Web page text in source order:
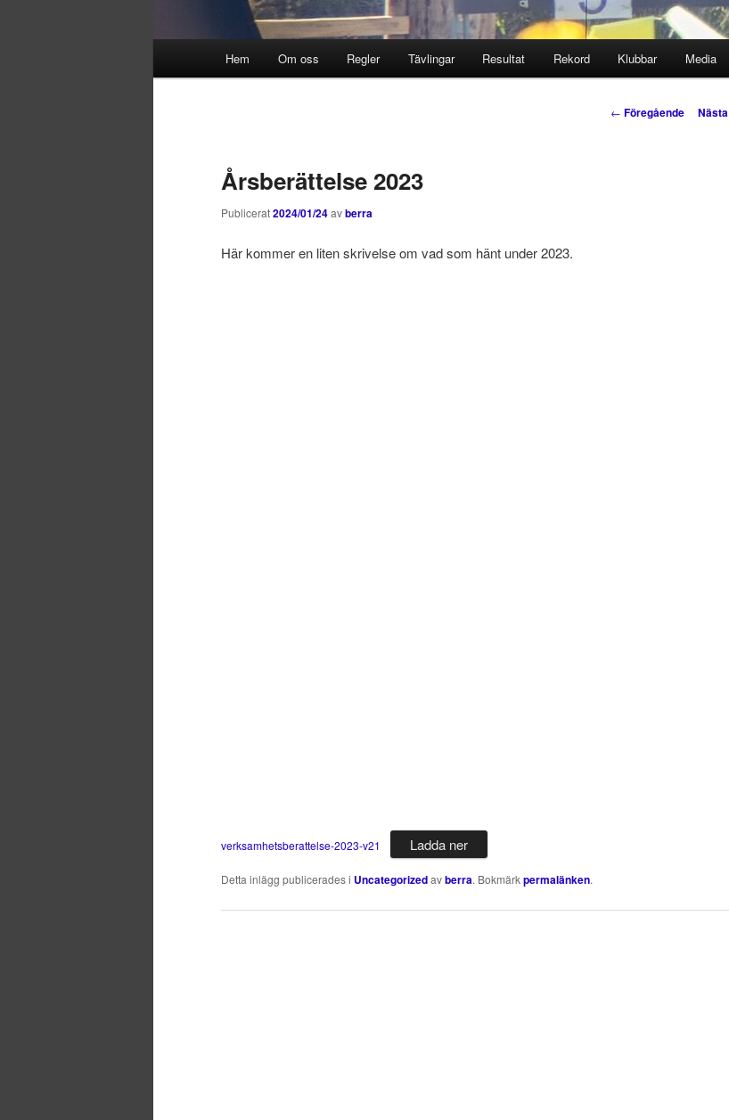
Hoppa
innehåll
Hoppa
innehåll
Hem Om oss Regler Tävlingar Resultat Rekord Klubbar Media
Inläggsnavigering
← Föregående Nästa
Årsberättelse 2023
Publicerat2024/01/24avberra
Här kommer en liten skrivelse om vad som hänt under 2023.
verksamhetsberattelse-2023-v21 Ladda ner
Detta inlägg publicerades i Uncategorizedavberra. Bokmärkpermalänken.